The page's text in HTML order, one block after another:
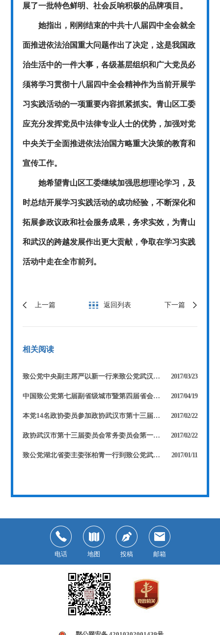
展了一批特色鲜明、社会反响积极的品牌项目。
她指出，刚刚结束的中共十八届四中全会就全
面推进依法治国重大问题作出了决定，这是我国政
治生活中的一件大事，各级基层组织和广大党员必
须将学习贯彻十八届四中全会精神作为当前开展学
习实践活动的一项重要内容抓紧抓实。青山区工委
应充分发挥党员中法律专业人士的优势，加强对党
中央关于全面推进依法治国方略重大决策的教育和
宣传工作。
她希望青山区工委继续加强思想理论学习，及
时总结开展学习实践活动的成功经验，不断深化和
拓展参政议政和社会服务成果，务求实效，为青山
和武汉的跨越发展作出更大贡献，争取在学习实践
活动中走在全市前列。
上一篇 返回列表 下一篇
相关阅读
致公党中央副主席严以新一行来致公党武汉市委调研 2017/03/23
中国致公党第七届副省级城市暨第四届省会城市党务工作联席会议在武汉召开 2017/04/19
本党14名政协委员参加政协武汉市第十三届委员会第一次会议 徐旭东当选市政协副主席 张河滢、费兰波、康玲当选市政协常委 2017/02/22
政协武汉市第十三届委员会常务委员会第一次会议召开 张河滢被任命为第十三届委员会副秘书长 2017/02/22
致公党湖北省委主委张柏青一行到致公党武汉市委机关走访慰问 2017/01/11
电话 地图 投稿 邮箱